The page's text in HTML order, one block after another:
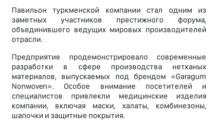
Павильон туркменской компании стал одним из
заметных участников престижного форума,
объединившего ведущих мировых производителей
отрасли.
Предприятие продемонстрировало современные
разработки в сфере производства нетканых
материалов, выпускаемых под брендом «Garagum
Nonwoven». Особое внимание посетителей и
специалистов привлекли медицинские изделия
компании, включая маски, халаты, комбинезоны,
шапочки и защитные покрытия.